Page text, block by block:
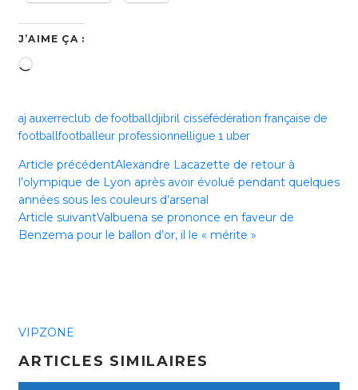
J’AIME ÇA :
Chargement…
aj auxerreclub de football djibril cisséfédération française de
football footballeur professionnel ligue 1 uber
Article précédentAlexandre Lacazette de retour à
l’olympique de Lyon après avoir évolué pendant quelques
années sous les couleurs d’arsenal
Article suivantValbuena se prononce en faveur de
Benzema pour le ballon d’or, il le « mérite »
VIPZONE
ARTICLES SIMILAIRES